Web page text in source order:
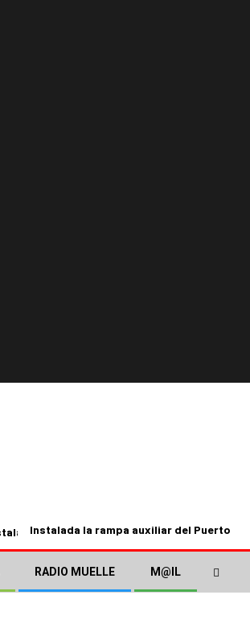
Instalada la rampa auxiliar del Puerto de
RADIO MUELLE M@IL